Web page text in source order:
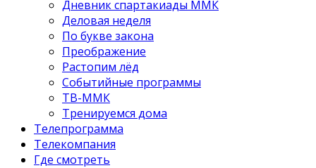
Дневник спартакиады ММК
Деловая неделя
По букве закона
Преображение
Растопим лёд
Событийные программы
ТВ-ММК
Тренируемся дома
Телепрограмма
Телекомпания
Где смотреть